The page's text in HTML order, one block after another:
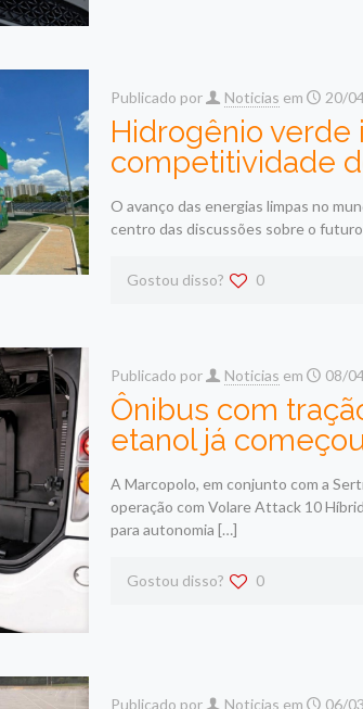
Publicado por Noticias em 20/
Hidrogênio verde
competitividade
O avanço das energias limpas no
centro das discussões sobre o
Gostou disso? 0
Publicado por Noticias em 08/
Ônibus com
etanol já
A Marcopolo, em conjunto com a
operação com Volare Attack 10
para autonomia […]
Gostou disso? 0
Publicado por Noticias em 06/